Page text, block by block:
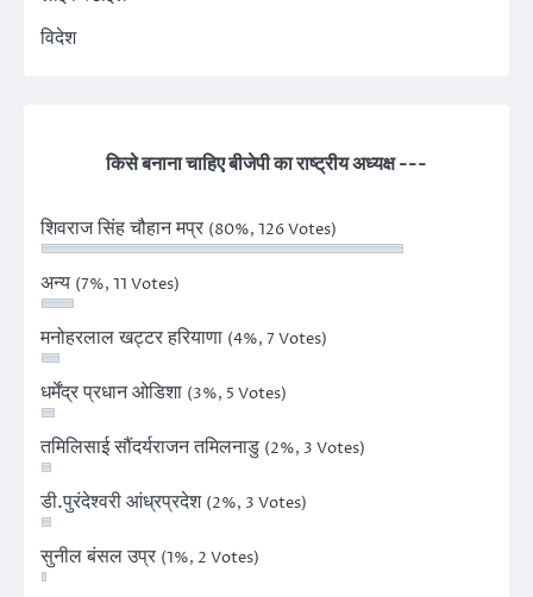
विदेश
किसे बनाना चाहिए बीजेपी का राष्ट्रीय अध्यक्ष ---
शिवराज सिंह चौहान मप्र (80%, 126 Votes)
अन्य (7%, 11 Votes)
मनोहरलाल खट्टर हरियाणा (4%, 7 Votes)
धर्मेंद्र प्रधान ओडिशा (3%, 5 Votes)
तमिलिसाई सौंदर्यराजन तमिलनाडु (2%, 3 Votes)
डी.पुरंदेश्वरी आंध्रप्रदेश (2%, 3 Votes)
सुनील बंसल उप्र (1%, 2 Votes)